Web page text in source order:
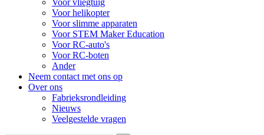
Voor vliegtuig
Voor helikopter
Voor slimme apparaten
Voor STEM Maker Education
Voor RC-auto's
Voor RC-boten
Ander
Neem contact met ons op
Over ons
Fabrieksrondleiding
Nieuws
Veelgestelde vragen